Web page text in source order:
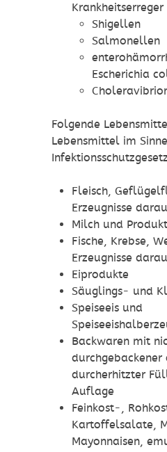
Shigellen
Salmonellen
Escherichia
Folgende
Lebensmittel im
Fleisch,
Erzeugnisse
Milch und
Fische, Krebse,
Erzeugnisse
Eiprodukte
Säuglings- und
Speiseeis und
Backwaren mit
durchgebackener
durcherhitzter
Auflage
Feinkost-,
Kartoffelsalate,
Mayonnaisen,